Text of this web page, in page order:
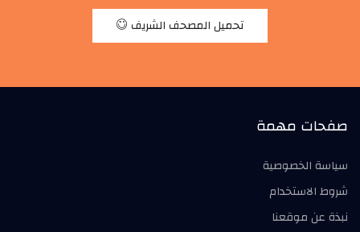
تحميل المصحف الشريف
صفحات مهمة
سياسة الخصوصية
شروط الاستخدام
نبذة عن موقعنا